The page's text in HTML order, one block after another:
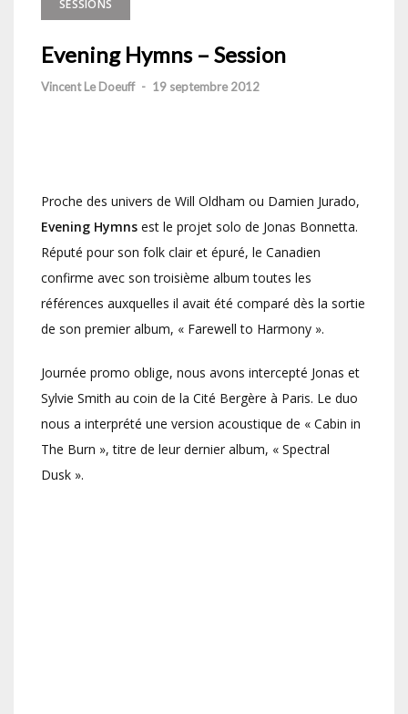
SESSIONS
Evening Hymns – Session
Vincent Le Doeuff - 19 septembre 2012
Proche des univers de Will Oldham ou Damien Jurado,
Evening Hymns est le projet solo de Jonas Bonnetta.
Réputé pour son folk clair et épuré, le Canadien
confirme avec son troisième album toutes les
références auxquelles il avait été comparé dès la sortie
de son premier album, « Farewell to Harmony ».
Journée promo oblige, nous avons intercepté Jonas et
Sylvie Smith au coin de la Cité Bergère à Paris. Le duo
nous a interprété une version acoustique de « Cabin in
The Burn », titre de leur dernier album, « Spectral
Dusk ».